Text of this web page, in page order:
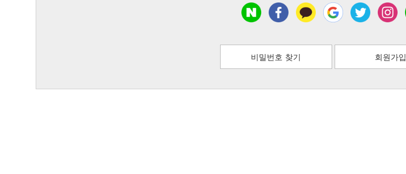
비밀번호 찾기 회원가입